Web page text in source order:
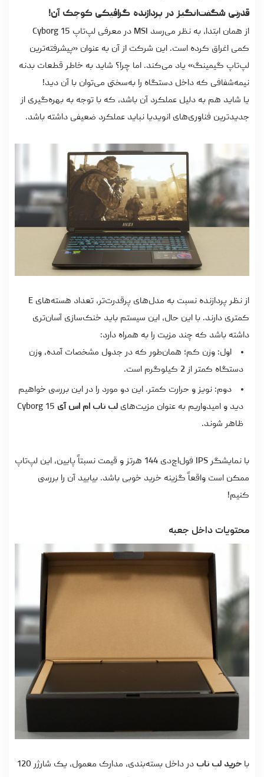
قدرتی شگفت‌انگیز در پردازنده گرافیکی کوچک آن!
از همان ابتدا، به نظر می‌رسد MSI در معرفی لپ‌تاپ Cyborg 15
کمی اغراق کرده است. این شرکت از آن به‌ عنوان «پیشرفته‌ترین
لپ‌تاپ گیمینگ» یاد می‌کند. اما چرا؟ شاید به خاطر قطعات بدنه
نیمه‌شفافی که داخل دستگاه را به‌سختی می‌توان با آن دید!
یا شاید هم به دلیل عملکرد آن باشد، که با توجه به بهره‌گیری از
جدیدترین فناوری‌های انویدیا نباید عملکرد ضعیفی داشته باشد.
از نظر پردازنده نسبت به مدل‌های پرقدرت‌تر، تعداد هسته‌های E
کمتری دارند. با این حال، این سیستم باید خنک‌سازی آسان‌تری
داشته باشد که چند مزیت را به همراه دارد:
اول: وزن کم؛ همان‌طور که در جدول مشخصات آمده، وزن
دستگاه کمتر از 2 کیلوگرم است.
دوم: نویز و حرارت کمتر. این دو مورد را در این بررسی خواهیم
دید و امیدواریم به عنوان مزیت‌های لپ تاپ ام اس آی Cyborg 15
ظاهر شوند.
با نمایشگر IPS فول‌اچ‌دی 144 هرتز و قیمت نسبتاً پایین، این لپ‌تاپ
ممکن است واقعاً گزینه خرید خوبی باشد. بیایید آن را بررسی
کنیم!
محتویات داخل جعبه
با خرید لپ تاپ
در داخل بسته‌بندی، مدارک معمول، یک شارژر 120